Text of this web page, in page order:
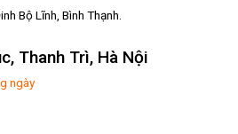
Bộ Lĩnh, Bình Thạnh.
Thanh Trì, Hà Nội
ngày